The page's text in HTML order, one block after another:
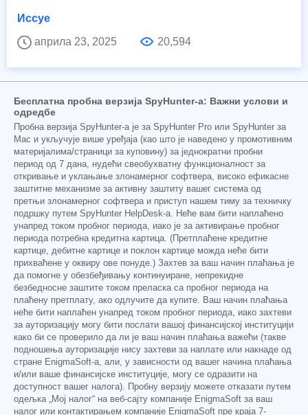
Иссуе
априла 23, 2025
20,594
Бесплатна пробна верзија SpyHunter-а: Важни услови и
одредбе
Пробна верзија SpyHunter-а је за SpyHunter Pro или SpyHunter за
Mac и укључује више уређаја (као што је наведено у промотивним
материјалима/страници за куповину) за једнократни пробни
период од 7 дана, нудећи свеобухватну функционалност за
откривање и уклањање злонамерног софтвера, високо ефикасне
заштитне механизме за активну заштиту вашег система од
претњи злонамерног софтвера и приступ нашем тиму за техничку
подршку путем SpyHunter HelpDesk-а. Неће вам бити наплаћено
унапред током пробног периода, иако је за активирање пробног
периода потребна кредитна картица. (Претплаћене кредитне
картице, дебитне картице и поклон картице можда неће бити
прихваћене у оквиру ове понуде.) Захтев за ваш начин плаћања је
да помогне у обезбеђивању континуиране, непрекидне
безбедносне заштите током преласка са пробног периода на
плаћену претплату, ако одлучите да купите. Ваш начин плаћања
неће бити наплаћен унапред током пробног периода, иако захтеви
за ауторизацију могу бити послати вашој финансијској институцији
како би се проверило да ли је ваш начин плаћања важећи (такве
подношења ауторизације нису захтеви за наплате или накнаде од
стране EnigmaSoft-а, али, у зависности од вашег начина плаћања
и/или ваше финансијске институције, могу се одразити на
доступност вашег налога). Пробну верзију можете отказати путем
одељка „Мој налог“ на веб-сајту компаније EnigmaSoft за ваш
налог или контактирањем компаније EnigmaSoft пре краја 7-